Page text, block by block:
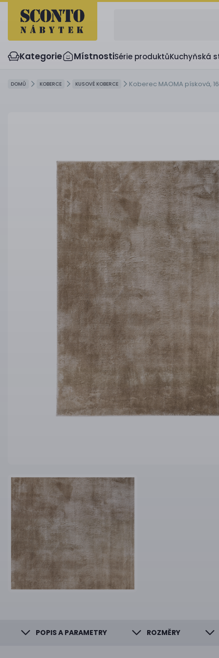
Kategorie MístnostiSérie produktůKuchyňská
DOMŮ KOBERCE KUSOVÉ KOBERCE Koberec MAOMA písková,
POPIS A PARAMETRY ROZMĚRY